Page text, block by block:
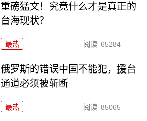
重磅猛文！究竟什么才是真正的
台海现状？
最热 阅读 65284
俄罗斯的错误中国不能犯，援台
通道必须被斩断
最热 阅读 85065